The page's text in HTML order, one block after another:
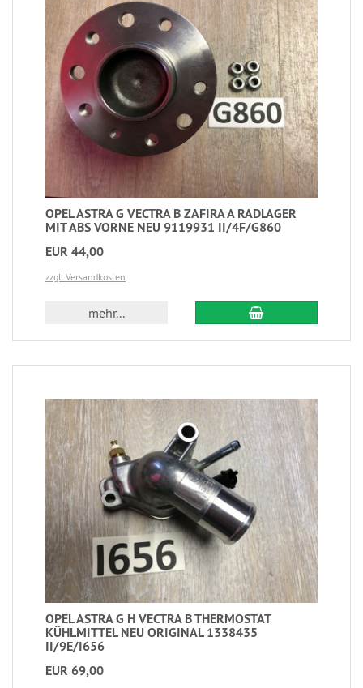
OPEL ASTRA G VECTRA B ZAFIRA A RADLAGER
MIT ABS VORNE NEU 9119931 II/4F/G860
EUR 44,00
zzgl. Versandkosten
mehr...
OPEL ASTRA G H VECTRA B THERMOSTAT
KÜHLMITTEL NEU ORIGINAL 1338435
II/9E/I656
EUR 69,00